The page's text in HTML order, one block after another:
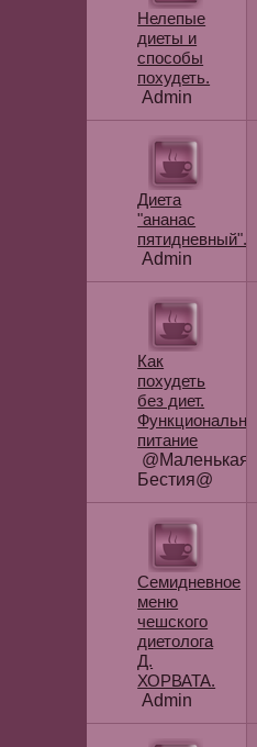
Нелепые
диеты и
способы
похудеть.
Admin
Диета
"ананас
пятидневный".
Admin
Как
похудеть
без диет.
Функциональное
питание
@Маленькая
Бестия@
Семидневное
меню
чешского
диетолога
Д.
ХОРВАТА.
Admin